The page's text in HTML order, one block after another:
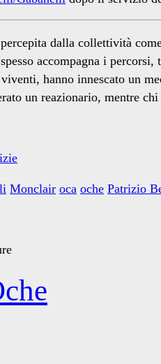
dalla collettività
accompagna i
hanno innescato un
un reazionario, mentre
Monclair oca oche Patrizio